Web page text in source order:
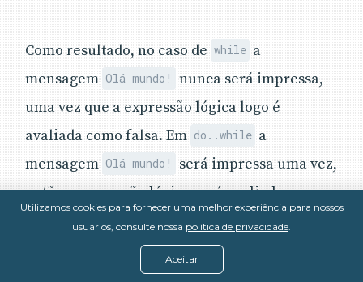
Como resultado, no caso de while a
mensagem Olá mundo!
nunca será impressa,
uma vez que a expressão lógica logo é
avaliada como falsa. Em do..while a
mensagem Olá mundo!
será impressa uma vez,
então a expressão lógica será avaliada como
falsa e as repetições se encerrarão.
A principal diferença entre
Utilizamos cookies para fornecer uma melhor experiência para nossos
usuários, consulte nossa política de privacidade.
Aceitar